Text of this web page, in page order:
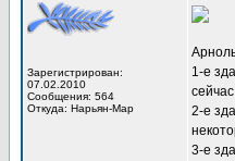
Зарегистрирован:
07.02.2010
Сообщения: 564
Откуда: Нарьян-Мар
1-е
2-е
3-е